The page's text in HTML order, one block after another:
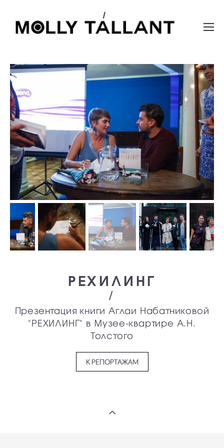
РЕХИЛИНГ
/
Презентация книги Аглаи Набатниковой
"РЕХИЛИНГ" в Музее-квартире А.Н.
Толстого
К РЕПОРТАЖАМ